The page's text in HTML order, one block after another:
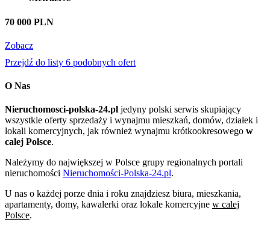
70 000 PLN
Zobacz
Przejdź do listy 6 podobnych ofert
O Nas
Nieruchomosci-polska-24.pl jedyny polski serwis skupiający
wszystkie oferty sprzedaży i wynajmu mieszkań, domów, działek i
lokali komercyjnych, jak również wynajmu krótkookresowego w
calej Polsce.
Należymy do największej w Polsce grupy regionalnych portali
nieruchomości Nieruchomości-Polska-24.pl.
U nas o każdej porze dnia i roku znajdziesz biura, mieszkania,
apartamenty, domy, kawalerki oraz lokale komercyjne w calej
Polsce.